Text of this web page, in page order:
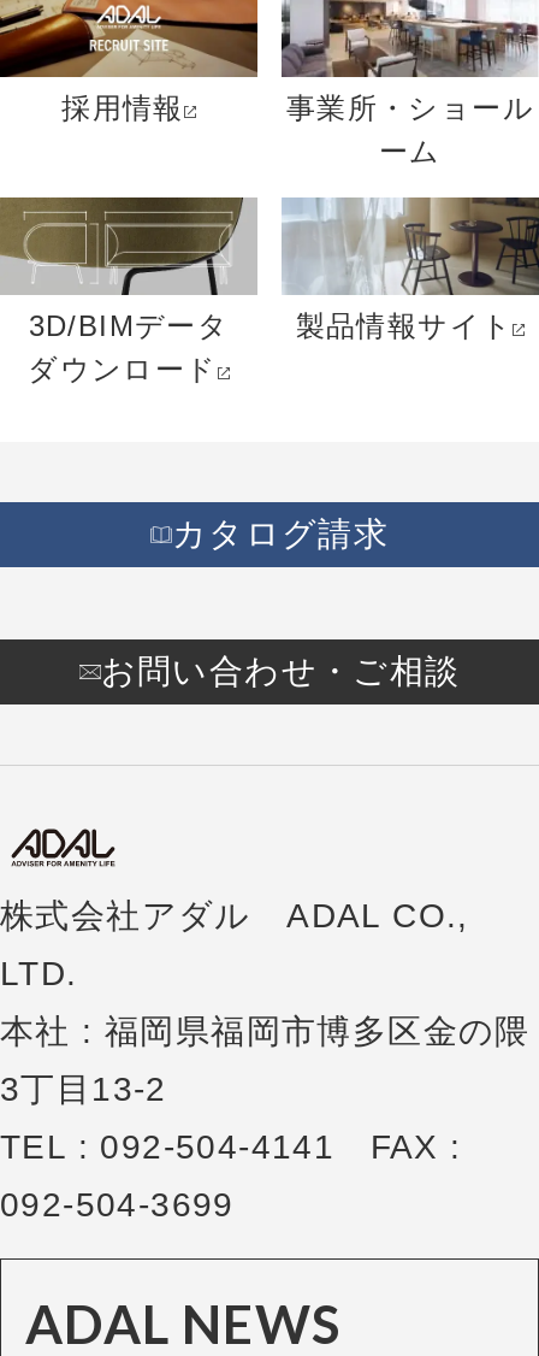
採用情報
事業所・ショール
ーム
3D/BIMデータ
ダウンロード
製品情報サイト
カタログ請求
お問い合わせ・ご相談
株式会社アダル ADAL CO.,
LTD.
本社 : 福岡県福岡市博多区金の隈
3丁目13-2
TEL : 092-504-4141 FAX :
092-504-3699
ADAL NEWS